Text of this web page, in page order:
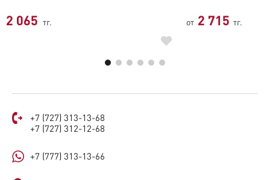
2 065 тг. от 2 715 тг.
+7 (727) 313-13-68
+7 (727) 312-12-68
+7 (777) 313-13-66